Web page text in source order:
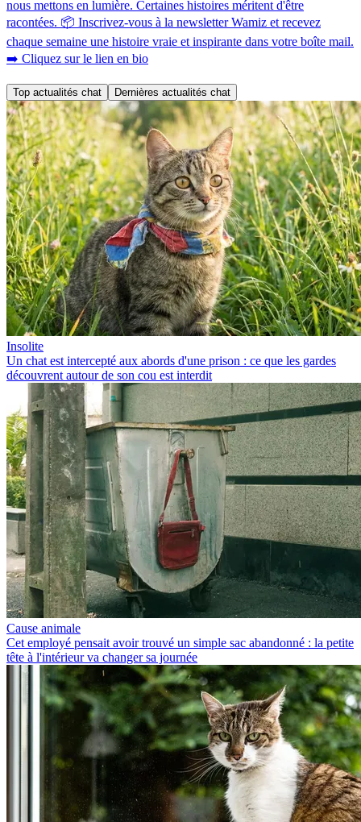
nous mettons en lumière. Certaines histoires méritent d'être
racontées. 📦 Inscrivez-vous à la newsletter Wamiz et recevez
chaque semaine une histoire vraie et inspirante dans votre boîte mail.
➡️ Cliquez sur le lien en bio
Top actualités chat Dernières actualités chat
Insolite
Un chat est intercepté aux abords d'une prison : ce que les gardes
découvrent autour de son cou est interdit
Cause animale
Cet employé pensait avoir trouvé un simple sac abandonné : la petite
tête à l'intérieur va changer sa journée